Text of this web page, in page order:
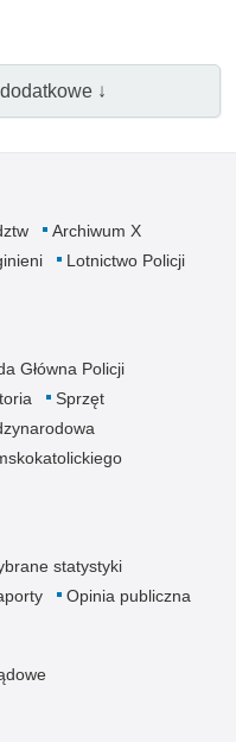
↓
Archiwum X
Lotnictwo Policji
Główna Policji
Sprzęt
statystyki
Opinia publiczna